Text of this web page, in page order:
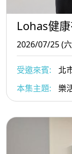
Lohas健
2026/07/25 (
受邀來賓:
北
本集主題:
樂